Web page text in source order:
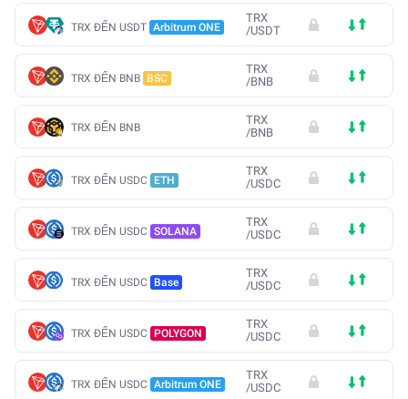
TRX ĐẾN USDT Arbitrum ONE
TRX
/USDT
TRX ĐẾN BNB BSC
TRX
/BNB
TRX ĐẾN BNB
TRX
/BNB
TRX ĐẾN USDC ETH
TRX
/USDC
TRX ĐẾN USDC SOLANA
TRX
/USDC
TRX ĐẾN USDC Base
TRX
/USDC
TRX ĐẾN USDC POLYGON
TRX
/USDC
TRX ĐẾN USDC Arbitrum ONE
TRX
/USDC